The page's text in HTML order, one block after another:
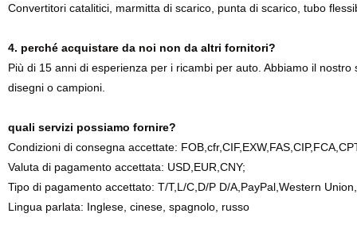
Convertitori catalitici, marmitta di scarico, punta di scarico, tubo
4. perché acquistare da noi non da altri fornitori?
Più di 15 anni di esperienza per i ricambi per auto. Abbiamo il
disegni o campioni.
quali servizi possiamo fornire?
Condizioni di consegna accettate:
Valuta di pagamento accettata: USD,EUR,CNY;
Tipo di pagamento accettato: T/T,L/C,D/P D/A,PayPal,Western
Lingua parlata: Inglese, cinese, spagnolo, russo